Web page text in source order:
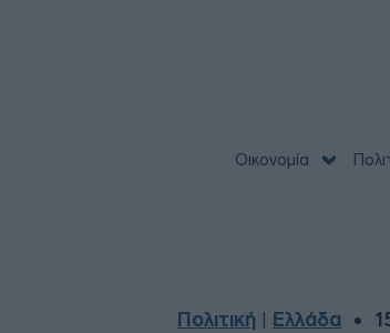
Οικονομία
Πολιτική Ελλάδα